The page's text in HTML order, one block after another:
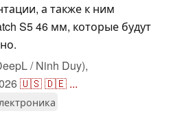
а также к ним
S5 46 мм, которые будут
/ Ninh Duy),
🇺🇸🇩🇪 ...